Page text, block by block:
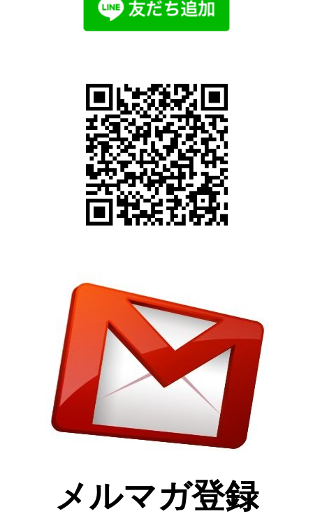
メルマガ登録